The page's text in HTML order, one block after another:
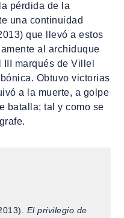
pérdida de la
una continuidad
que llevó a estos
al archiduque
marqués de Villel
Obtuvo victorias
a la muerte, a golpe
batalla; tal y como se
El privilegio de